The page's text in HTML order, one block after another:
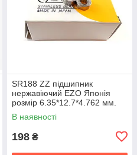
SR188 ZZ підшипник
нержавіючий EZO Японія
розмір 6.35*12.7*4.762 мм.
В наявності
198 ₴